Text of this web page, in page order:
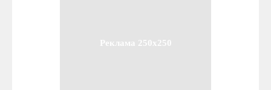
Реклама 250x250